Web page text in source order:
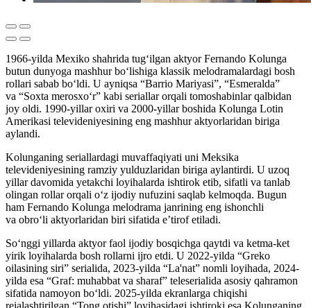
1966-yilda Mexiko shahrida tug‘ilgan aktyor Fernando Kolunga
butun dunyoga mashhur bo‘lishiga klassik melodramalardagi bosh
rollari sabab bo‘ldi. U ayniqsa “Barrio Mariyasi”, “Esmeralda”
va “Soxta merosxo‘r” kabi seriallar orqali tomoshabinlar qalbidan
joy oldi. 1990-yillar oxiri va 2000-yillar boshida Kolunga Lotin
Amerikasi televideniyesining eng mashhur aktyorlaridan biriga
aylandi.
Kolunganing seriallardagi muvaffaqiyati uni Meksika
televideniyesining ramziy yulduzlaridan biriga aylantirdi. U uzoq
yillar davomida yetakchi loyihalarda ishtirok etib, sifatli va tanlab
olingan rollar orqali o‘z ijodiy nufuzini saqlab kelmoqda. Bugun
ham Fernando Kolunga melodrama janrining eng ishonchli
va obro‘li aktyorlaridan biri sifatida e’tirof etiladi.
So‘nggi yillarda aktyor faol ijodiy bosqichga qaytdi va ketma-ket
yirik loyihalarda bosh rollarni ijro etdi. U 2022-yilda “Greko
oilasining siri” serialida, 2023-yilda “La'nat” nomli loyihada, 2024-
yilda esa “Graf: muhabbat va sharaf” teleserialida asosiy qahramon
sifatida namoyon bo‘ldi. 2025-yilda ekranlarga chiqishi
rejalashtirilgan “Tong otishi” loyihasidagi ishtiroki esa Kolunganing